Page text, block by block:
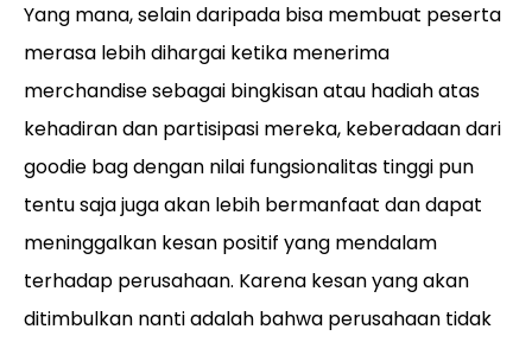
Yang mana, selain daripada bisa membuat peserta
merasa lebih dihargai ketika menerima
merchandise sebagai bingkisan atau hadiah atas
kehadiran dan partisipasi mereka, keberadaan dari
goodie bag dengan nilai fungsionalitas tinggi pun
tentu saja juga akan lebih bermanfaat dan dapat
meninggalkan kesan positif yang mendalam
terhadap perusahaan. Karena kesan yang akan
ditimbulkan nanti adalah bahwa perusahaan tidak